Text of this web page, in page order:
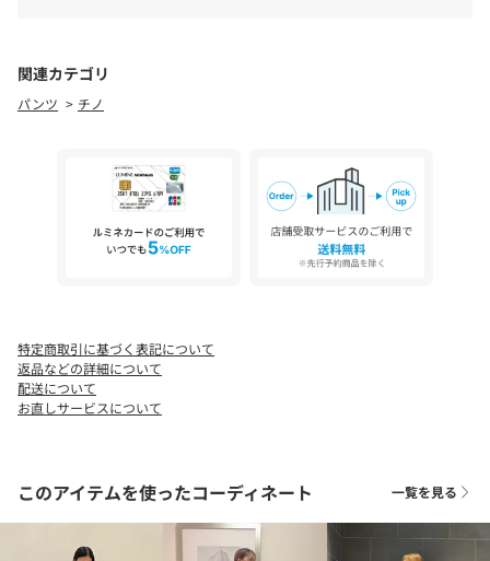
ケア方法：ドライクリーニング
============================
ブランド名の由来は、ディレクターの娘の名前から。また日本の
【注意事項】
※商品に「取り扱い上の注意書き」、「洗濯表示」がございます
り、実際の色味と異なって見える場合がございます。あらかじめ
ご了承ください。
※商品の色味の目安は、商品単体の画像をご参照ください。
品番：15785000932
関連カテゴリ
パンツ チノ
特定商取引に基づく表記について
返品などの詳細について
配送について
お直しサービスについて
このアイテムを使ったコーディネート 一覧を見る